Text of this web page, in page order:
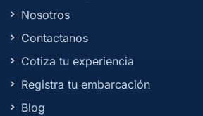
Nosotros
Contactanos
Cotiza tu experiencia
Registra tu embarcación
Blog